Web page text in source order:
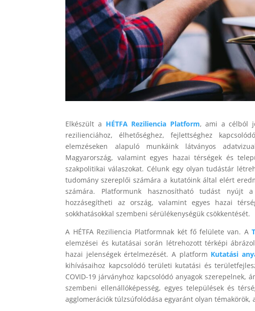
Elkészült a HÉTFA Reziliencia Platform, ami a célból
rezilienciához, élhetőséghez, fejlettséghez
elemzéseken alapuló munkáink látványos
Magyarország, valamint egyes hazai térségek és
szakpolitikai válaszokat. Célunk egy olyan tudástár
tudomány szereplői számára a kutatóink által elért
számára. Platformunk hasznosítható tudást nyújt
hozzásegítheti az ország, valamint egyes hazai
sokkhatásokkal szembeni sérülékenységük csökkentését.
A HÉTFA Reziliencia Platformnak két fő felülete van. A
elemzései és kutatásai során létrehozott térképi
hazai jelenségek értelmezését. A platform Kutatási
kihívásaihoz kapcsolódó területi kutatási és
COVID-19 járványhoz kapcsolódó anyagok
szembeni ellenállóképesség, egyes települések és
agglomerációk túlzsúfolódása egyaránt olyan